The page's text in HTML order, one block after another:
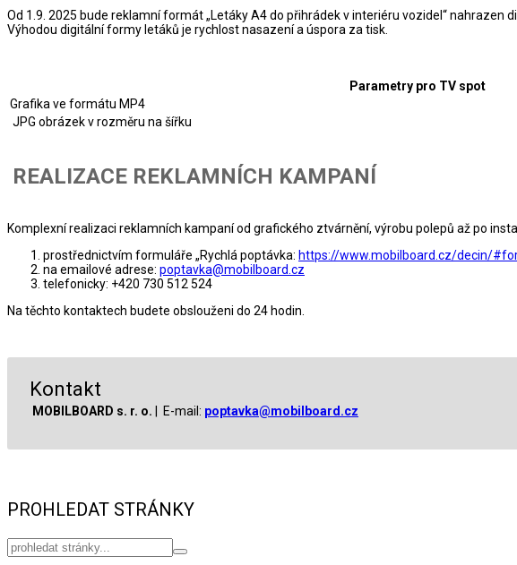
Od 1.9. 2025 bude reklamní formát „Letáky A4 do přihrádek v interiéru vozidel“ nahrazen
Výhodou digitální formy letáků je rychlost nasazení a úspora za tisk.
Parametry pro TV spot
Grafika ve formátu MP4
JPG obrázek v rozměru na šířku
REALIZACE REKLAMNÍCH KAMPANÍ
Komplexní realizaci reklamních kampaní od grafického ztvárnění, výrobu polepů až po
prostřednictvím formuláře „Rychlá poptávka: https://www.mobilboard.cz/decin/
na emailové adrese: poptavka@mobilboard.cz
telefonicky: +420 730 512 524
Na těchto kontaktech budete obslouženi do 24 hodin.
Kontakt
MOBILBOARD s. r. o. | E-mail: poptavka@mobilboard.cz
PROHLEDAT STRÁNKY